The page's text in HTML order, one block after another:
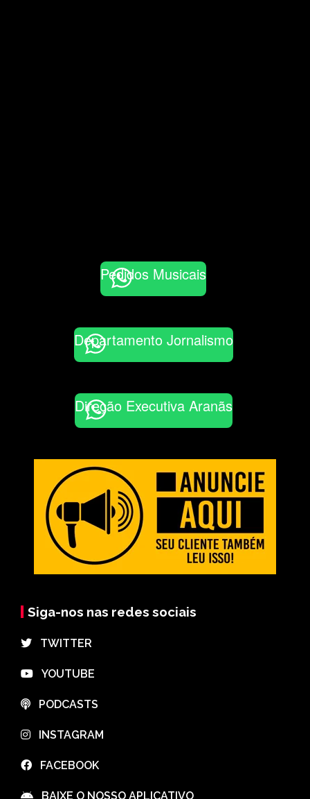
Pedidos Musicais
Departamento Jornalismo
Direção Executiva Aranãs
Siga-nos nas redes sociais
⠀TWITTER
⠀YOUTUBE
⠀PODCASTS
⠀INSTAGRAM
⠀FACEBOOK
⠀BAIXE O NOSSO APLICATIVO